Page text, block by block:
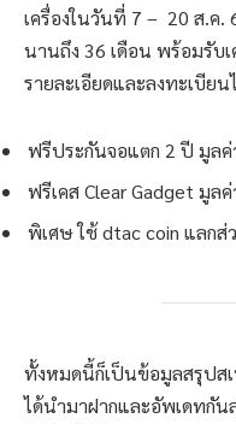
เครื่องในวันที่ 7 – 20 ส.ค.
นานถึง 36 เดือน พร้อมรับ
รายละเอียดและลงทะเบียน
ฟรีประกันจอแตก 2 ปี มูลค่
ฟรีเคส Clear Gadget มูล
พิเศษ ใช้ dtac coin แลกส่
ทั้งหมดนี้ก็เป็นข้อมูลสรุปสเ
ได้นำมาฝากและอัพเดทกั